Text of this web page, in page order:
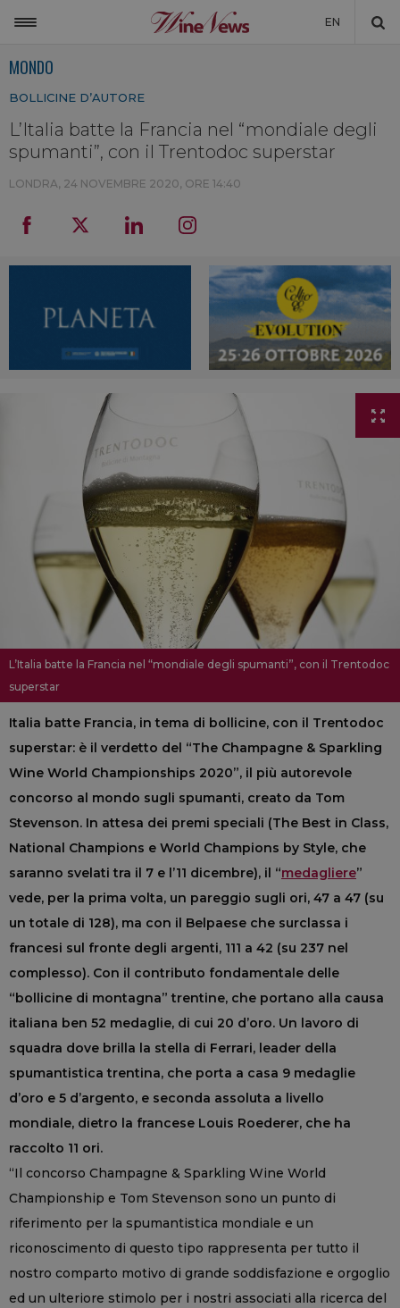
EN
NON SOLO VINO
WINENEWS TV
MONDO
BOLLICINE D’AUTORE
L’Italia batte la Francia nel “mondiale degli
spumanti”, con il Trentodoc superstar
LONDRA, 24 NOVEMBRE 2020, ORE 14:40
L’Italia batte la Francia nel “mondiale degli spumanti”, con il Trentodoc
superstar
Italia batte Francia, in tema di bollicine, con il Trentodoc
superstar: è il verdetto del “The Champagne & Sparkling
Wine World Championships 2020”, il più autorevole
concorso al mondo sugli spumanti, creato da Tom
Stevenson. In attesa dei premi speciali (The Best in Class,
National Champions e World Champions by Style, che
saranno svelati tra il 7 e l’11 dicembre), il “medagliere”
vede, per la prima volta, un pareggio sugli ori, 47 a 47 (su
un totale di 128), ma con il Belpaese che surclassa i
francesi sul fronte degli argenti, 111 a 42 (su 237 nel
complesso). Con il contributo fondamentale delle
“bollicine di montagna” trentine, che portano alla causa
italiana ben 52 medaglie, di cui 20 d’oro. Un lavoro di
squadra dove brilla la stella di Ferrari, leader della
spumantistica trentina, che porta a casa 9 medaglie
d’oro e 5 d’argento, e seconda assoluta a livello
mondiale, dietro la francese Louis Roederer, che ha
raccolto 11 ori.
“Il concorso Champagne & Sparkling Wine World
Championship e Tom Stevenson sono un punto di
riferimento per la spumantistica mondiale e un
riconoscimento di questo tipo rappresenta per tutto il
nostro comparto motivo di grande soddisfazione e orgoglio
ed un ulteriore stimolo per i nostri associati alla ricerca del